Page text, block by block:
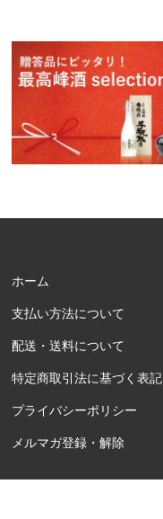
ホーム
支払い方法について
配送・送料について
特定商取引法に基づく表記
プライバシーポリシー
メルマガ登録・解除